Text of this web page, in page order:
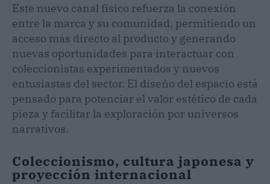
Este nuevo canal físico refuerza la conexión
entre la marca y su comunidad, permitiendo un
acceso más directo al producto y generando
nuevas oportunidades para interactuar con
coleccionistas experimentados y nuevos
entusiastas del sector. El diseño del espacio está
pensado para potenciar el valor estético de cada
pieza y facilitar la exploración por universos
narrativos.
Coleccionismo, cultura japonesa y
proyección internacional